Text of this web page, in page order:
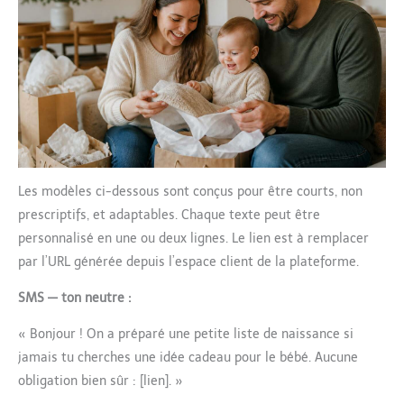
parents. Le coffret personnalisé
pour nouveau-né peut être
utilisé comme souvenir de la
croissance du bébé ou dans la
vie quotidienne. Un cadeau
unique et pratique pour les
parents et l'enfant ! Un cadeau
parfait pour les naissances, les
anniversaires, la fête des
enfants, Halloween,
Thanksgiving, Noël, le Nouvel An.
25cm*10cm*19cm avec une impression mignonne d'écureuil à
l'extérieur, et le design unique et créatif des cartes de jalons en
bois à l'intérieur de l'ensemble permet de garder précieusement
les moments importants du nouveau-né pour toujours. N'hésitez
pas à nous contacter si vous avez des questions. Notre équipe
qualifiée est toujours à votre service. Nous sommes heureux de
vous assurer de notre service après-vente complet.
Les modèles ci-dessous sont conçus pour être courts, non
prescriptifs, et adaptables. Chaque texte peut être
personnalisé en une ou deux lignes. Le lien est à remplacer
par l’URL générée depuis l’espace client de la plateforme.
SMS — ton neutre :
« Bonjour ! On a préparé une petite liste de naissance si
jamais tu cherches une idée cadeau pour le bébé. Aucune
obligation bien sûr : [lien]. »